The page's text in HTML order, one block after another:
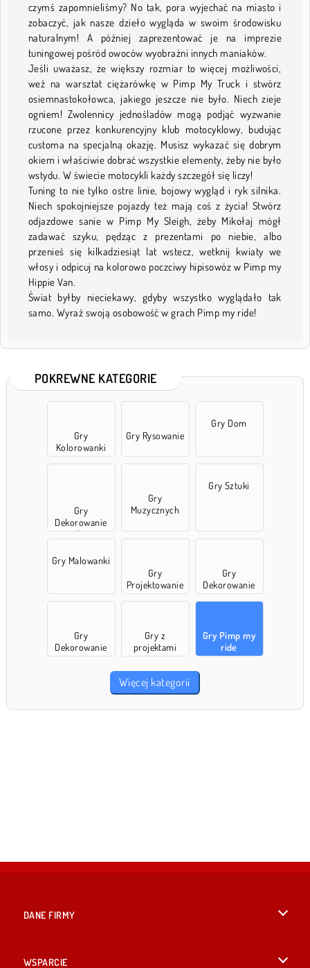
czymś zapomnieliśmy? No tak, pora wyjechać na miasto i
zobaczyć, jak nasze dzieło wygląda w swoim środowisku
naturalnym! A później zaprezentować je na imprezie
tuningowej pośród owoców wyobraźni innych maniaków.
Jeśli uważasz, że większy rozmiar to więcej możliwości,
weź na warsztat ciężarówkę w Pimp My Truck i stwórz
osiemnastokołowca, jakiego jeszcze nie było. Niech zieje
ogniem! Zwolennicy jednośladów mogą podjąć wyzwanie
rzucone przez konkurencyjny klub motocyklowy, budując
customa na specjalną okazję. Musisz wykazać się dobrym
okiem i właściwie dobrać wszystkie elementy, żeby nie było
wstydu. W świecie motocykli każdy szczegół się liczy!
Tuning to nie tylko ostre linie, bojowy wygląd i ryk silnika.
Niech spokojniejsze pojazdy też mają coś z życia! Stwórz
odjazdowe sanie w Pimp My Sleigh, żeby Mikołaj mógł
zadawać szyku, pędząc z prezentami po niebie, albo
przenieś się kilkadziesiąt lat wstecz, wetknij kwiaty we
włosy i odpicuj na kolorowo poczciwy hipisowóz w Pimp my
Hippie Van.
Świat byłby nieciekawy, gdyby wszystko wyglądało tak
samo. Wyraź swoją osobowość w grach Pimp my ride!
POKREWNE KATEGORIE
Gry
Kolorowanki
Gry Rysowanie
Gry Dom
Gry
Dekorowanie
pokoju
Gry
Muzycznych
Gry Sztuki
Gry Malowanki
Gry
Projektowanie
Gry
Dekorowanie
Gry
Dekorowanie
Gry z
projektami
Gry Pimp my
ride
Więcej kategorii
DANE FIRMY
WSPARCIE